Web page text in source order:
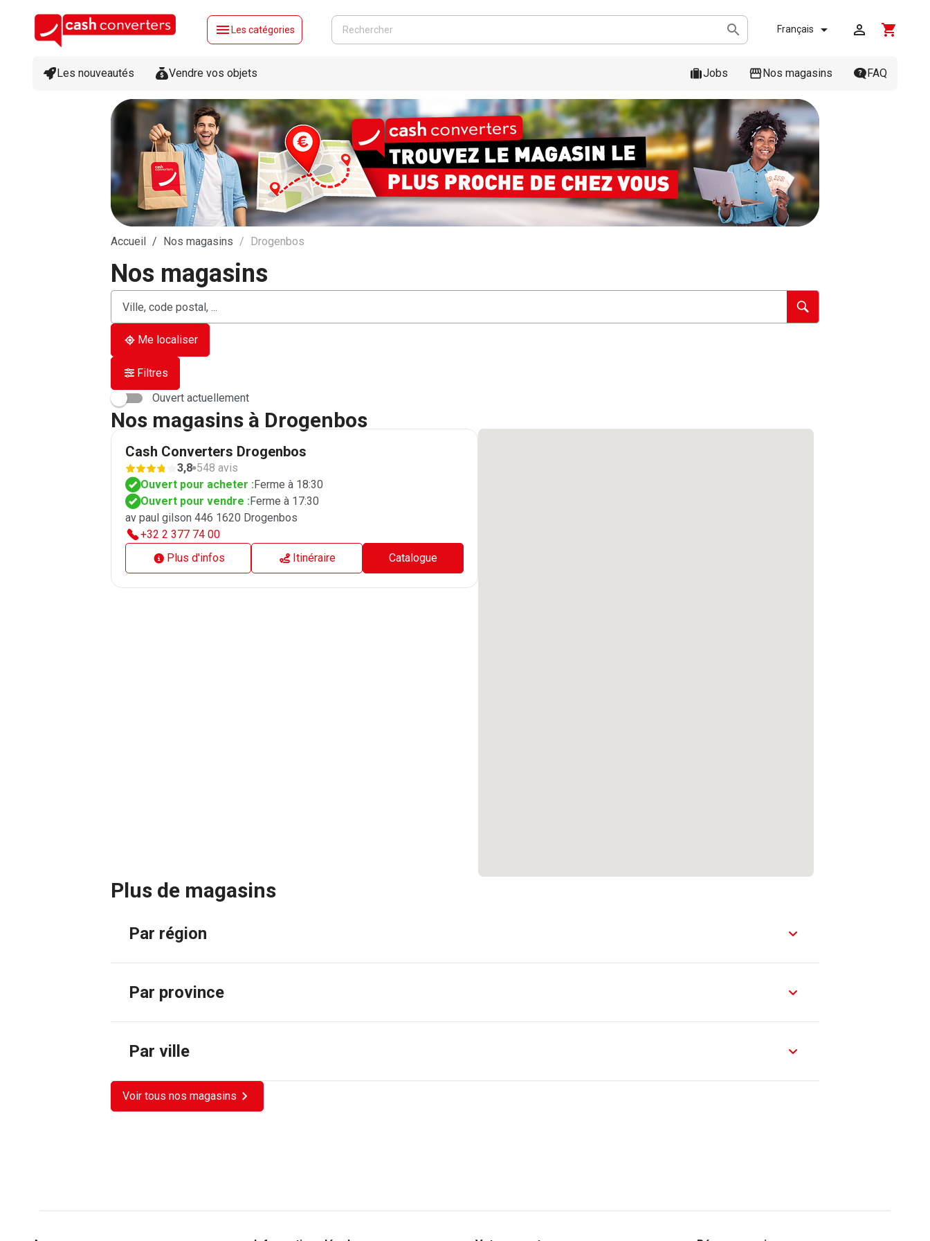
menu Les catégories  shopping_cart
Français  
Les nouveautés Vendre vos objets Jobs Nos magasins FAQ
Accueil Nos magasins Drogenbos
Nos magasins
Veuillez
renseigner
adresse
{{count}}
résultat(s)
Me localiser
Filtres
Ouvert actuellement
Nos magasins à Drogenbos
Cash Converters Drogenbos
3,8 548 avis
Ouvert pour acheter :Ferme à 18:30
Ouvert pour vendre :Ferme à 17:30
av paul gilson 446 1620 Drogenbos
+32 2 377 74 00
Plus d'infos
Itinéraire Catalogue
Plus de magasins
Par région
Par province
Par ville
Voir tous nos magasins